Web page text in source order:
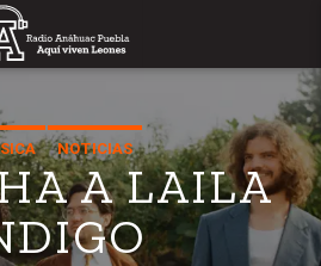
NOTICIAS
A LAILA